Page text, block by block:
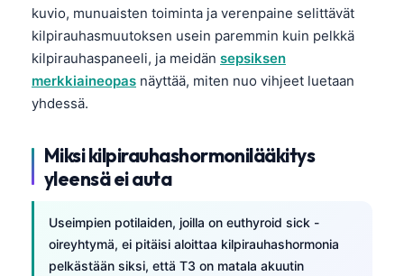
kuvio, munuaisten toiminta ja verenpaine selittävät
kilpirauhasmuutoksen usein paremmin kuin pelkkä
kilpirauhaspaneeli, ja meidän sepsiksen
merkkiaineopas näyttää, miten nuo vihjeet luetaan
yhdessä.
Miksi kilpirauhashormonilääkitys
yleensä ei auta
Useimpien potilaiden, joilla on euthyroid sick -
oireyhtymä, ei pitäisi aloittaa kilpirauhashormonia
pelkästään siksi, että T3 on matala akuutin
한국어
Slovenščina
Shqip
اردو
मराठी
தமிழ்